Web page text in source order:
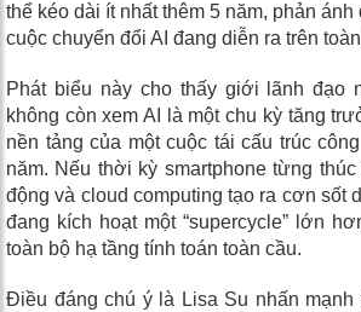
thể kéo dài ít nhất thêm 5 năm, phản
cuộc chuyển đổi AI đang diễn ra trên
Phát biểu này cho thấy giới lãnh đạo
không còn xem AI là một chu kỳ tăng
nền tảng của một cuộc tái cấu trúc
năm. Nếu thời kỳ smartphone từng
động và cloud computing tạo ra cơn sốt
đang kích hoạt một “supercycle” lớn
toàn bộ hạ tầng tính toán toàn cầu.
Điều đáng chú ý là Lisa Su nhấn